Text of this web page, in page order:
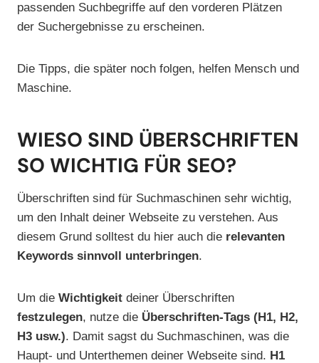
passenden Suchbegriffe auf den vorderen Plätzen
der Suchergebnisse zu erscheinen.
Die Tipps, die später noch folgen, helfen Mensch und
Maschine.
WIESO SIND ÜBERSCHRIFTEN
SO WICHTIG FÜR SEO?
Überschriften sind für Suchmaschinen sehr wichtig,
um den Inhalt deiner Webseite zu verstehen. Aus
diesem Grund solltest du hier auch die relevanten
Keywords sinnvoll unterbringen.
Um die Wichtigkeit deiner Überschriften
festzulegen, nutze die Überschriften-Tags (H1, H2,
H3 usw.). Damit sagst du Suchmaschinen, was die
Haupt- und Unterthemen deiner Webseite sind. H1